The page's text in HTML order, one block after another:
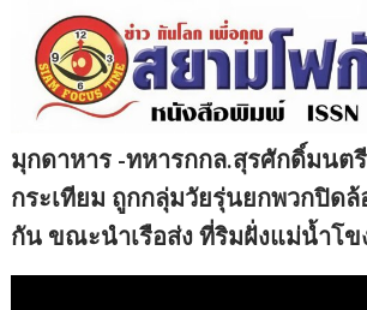
มุกดาหาร​ -​ทหารกกล.สุรศักดิ์มนต
กระเทียม ถูกกลุ่มวัยรุ่นยกพวกปิด
กัน ขณะนำเรือส่ง ที่ริมฝั่งแม่น้ำโข